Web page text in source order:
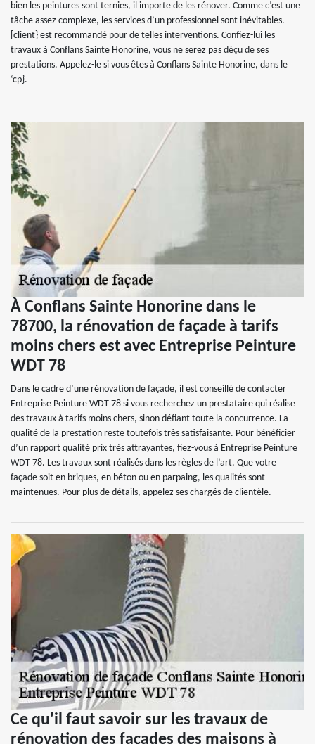
bien les peintures sont ternies, il importe de les rénover. Comme c’est une
tâche assez complexe, les services d’un professionnel sont inévitables.
[client} est recommandé pour de telles interventions. Confiez-lui les
travaux à Conflans Sainte Honorine, vous ne serez pas déçu de ses
prestations. Appelez-le si vous êtes à Conflans Sainte Honorine, dans le
‘cp}.
À Conflans Sainte Honorine dans le
78700, la rénovation de façade à tarifs
moins chers est avec Entreprise Peinture
WDT 78
Dans le cadre d’une rénovation de façade, il est conseillé de contacter
Entreprise Peinture WDT 78 si vous recherchez un prestataire qui réalise
des travaux à tarifs moins chers, sinon défiant toute la concurrence. La
qualité de la prestation reste toutefois très satisfaisante. Pour bénéficier
d’un rapport qualité prix très attrayantes, fiez-vous à Entreprise Peinture
WDT 78. Les travaux sont réalisés dans les règles de l’art. Que votre
façade soit en briques, en béton ou en parpaing, les qualités sont
maintenues. Pour plus de détails, appelez ses chargés de clientèle.
Ce qu'il faut savoir sur les travaux de
rénovation des façades des maisons à